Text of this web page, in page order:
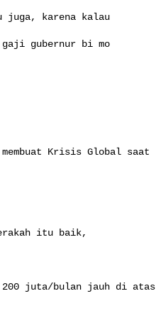
juga, karena kalau
gubernur bi mo
Krisis Global saat
itu baik,
200 juta/bulan jauh di atas